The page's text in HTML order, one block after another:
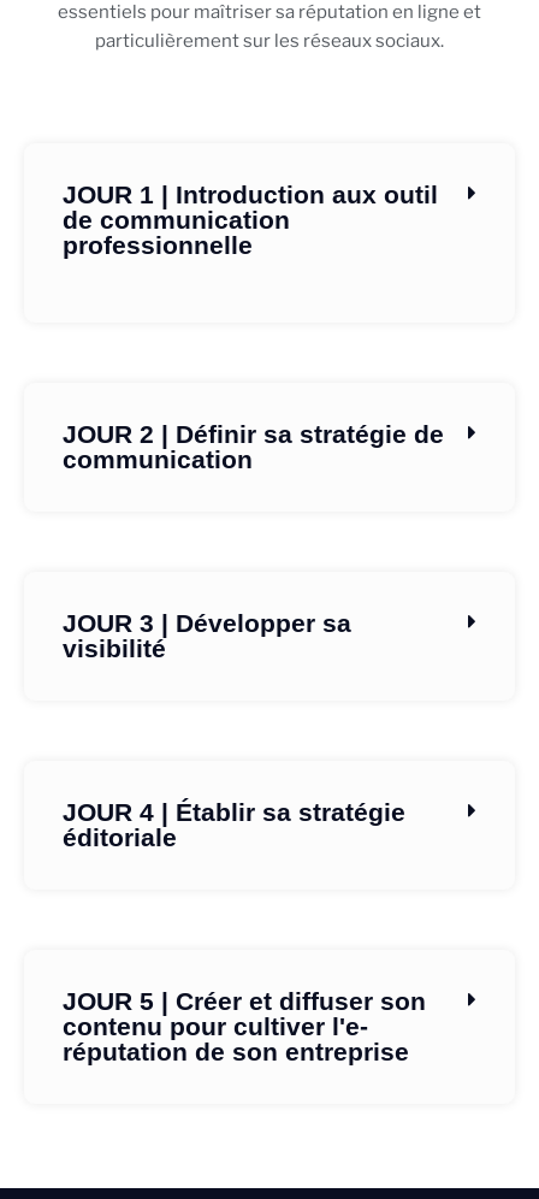
essentiels pour maîtriser sa réputation en ligne et
particulièrement sur les réseaux sociaux.
JOUR 1 | Introduction aux outil
de communication
professionnelle
JOUR 2 | Définir sa stratégie de
communication
JOUR 3 | Développer sa
visibilité
JOUR 4 | Établir sa stratégie
éditoriale
JOUR 5 | Créer et diffuser son
contenu pour cultiver l'e-
réputation de son entreprise